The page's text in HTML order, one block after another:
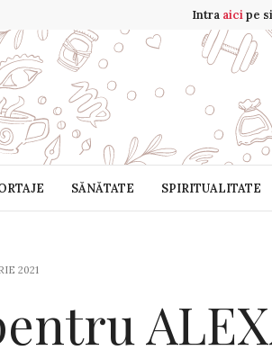
Intra aicipe
SĂNĂTATE SPIRITUALITATE
2021